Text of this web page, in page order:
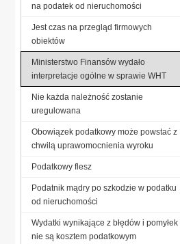
na podatek od nieruchomości
Jest czas na przegląd firmowych
obiektów
Ministerstwo Finansów wydało
interpretacje ogólne w sprawie WHT
Nie każda należność zostanie
uregulowana
Obowiązek podatkowy może powstać z
chwilą uprawomocnienia wyroku
Podatkowy flesz
Podatnik mądry po szkodzie w podatku
od nieruchomości
Wydatki wynikające z błędów i pomyłek
nie są kosztem podatkowym